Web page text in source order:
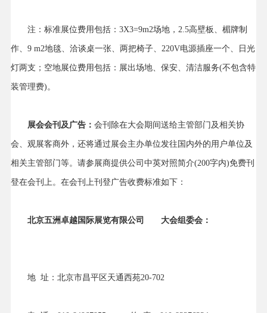
注：标准展位费用包括：3X3=9m2场地，2.5高壁板、楣牌制
作、9 m2地毯、洽谈桌一张、两把椅子、220V电源插座一个、日光
灯两支；空地展位费用包括：展出场地、保安、清洁服务(不包含特
装管理费)。
展会会刊及广告： 会刊除在大会期间送给主管部门及相关协
会、观展客商外，还将通过展会主办单位发往国内外的用户单位及
相关主管部门等。请参展商提供公司中英对照简介(200字内)免费刊
登在会刊上。在会刊上刊登广告收费标准如下：
北京五洲卓越国际展览有限公司 大会组委会：
地 址：北京市昌平区天通西苑20-702